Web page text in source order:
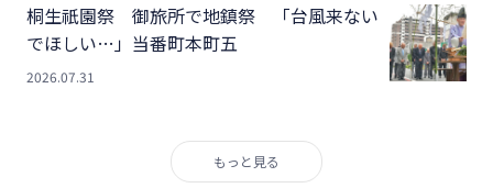
桐生祇園祭 御旅所で地鎮祭 「台風来ない
でほしい…」当番町本町五
2026.07.31
もっと見る